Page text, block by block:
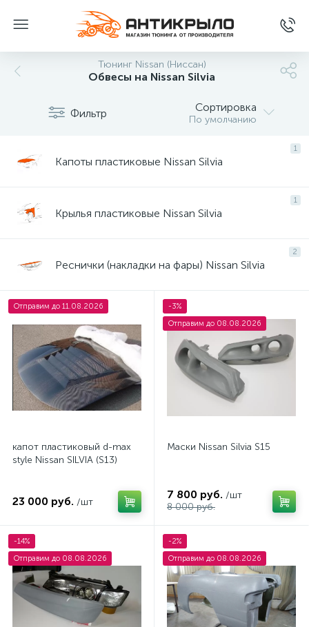
Тюнинг Nissan (Ниссан)
Обвесы на Nissan Silvia
Фильтр Сортировка
По умолчанию
1
Капоты пластиковые Nissan Silvia
1
Крылья пластиковые Nissan Silvia
2
Реснички (накладки на фары) Nissan Silvia
Отправим до 11.08.2026
капот пластиковый d-max
style Nissan SILVIA (S13)
23 000 руб. /шт
-3%
Отправим до 08.08.2026
Маски Nissan Silvia S15
7 800 руб. /шт
8 000 руб.
-14%
Отправим до 08.08.2026
-2%
Отправим до 08.08.2026